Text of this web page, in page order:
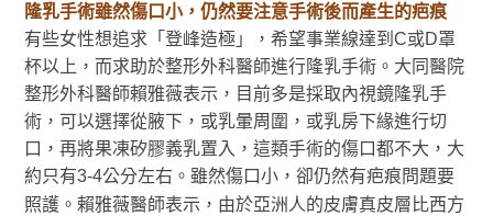
隆乳手術雖然傷口小，仍然要注意手術後而產生的疤痕
有些女性想追求「登峰造極」，希望事業線達到C或D罩
杯以上，而求助於整形外科醫師進行隆乳手術。大同醫院
整形外科醫師賴雅薇表示，目前多是採取內視鏡隆乳手
術，可以選擇從腋下，或乳暈周圍，或乳房下緣進行切
口，再將果凍矽膠義乳置入，這類手術的傷口都不大，大
約只有3-4公分左右。雖然傷口小，卻仍然有疤痕問題要
照護。賴雅薇醫師表示，由於亞洲人的皮膚真皮層比西方